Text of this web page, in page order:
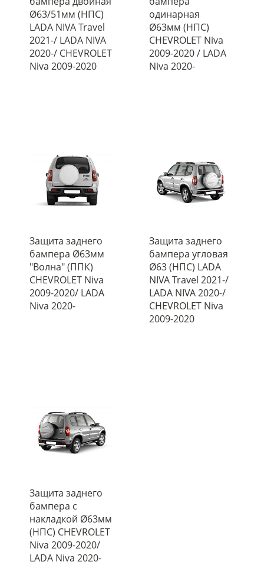
Ø63/51мм (НПС)
LADA NIVA Travel
2021-/ LADA NIVA
2020-/ CHEVROLET
Niva 2009-2020
одинарная
Ø63мм (НПС)
CHEVROLET Niva
2009-2020 / LADA
Niva 2020-
Защита заднего
бампера Ø63мм
"Волна" (ППК)
CHEVROLET Niva
2009-2020/ LADA
Niva 2020-
Защита заднего
бампера угловая
Ø63 (НПС) LADA
NIVA Travel 2021-/
LADA NIVA 2020-/
CHEVROLET Niva
2009-2020
Защита заднего
бампера с
накладкой Ø63мм
(НПС) CHEVROLET
Niva 2009-2020/
LADA Niva 2020-